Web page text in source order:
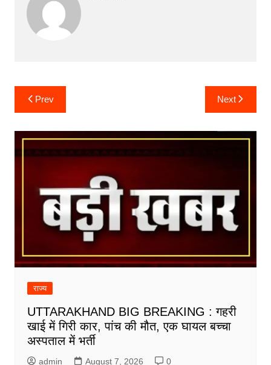
Post
navigation
Prev Next
राज्य
UTTARAKHAND BIG BREAKING : गहरी
खाई में गिरी कार, पांच की मौत, एक घायल बच्चा
अस्पताल में भर्ती
admin August 7, 2026 0